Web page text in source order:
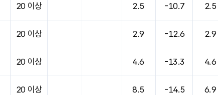
20 이상 2.5 -10.7 2.5
20 이상 2.9 -12.6 2.9
20 이상 4.6 -13.3 4.6
20 이상 8.5 -14.5 6.9